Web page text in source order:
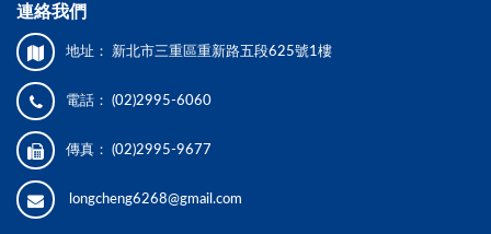
連絡我們
地址： 新北市三重區重新路五段625號1樓
電話： (02)2995-6060
傳真： (02)2995-9677
longcheng6268@gmail.com